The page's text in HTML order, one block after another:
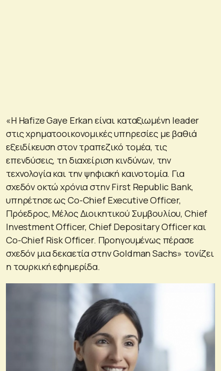
«Η Hafize Gaye Erkan είναι καταξιωμένη leader
στις χρηματοοικονομικές υπηρεσίες με βαθιά
εξειδίκευση στον τραπεζικό τομέα, τις
επενδύσεις, τη διαχείριση κινδύνων, την
τεχνολογία και την ψηφιακή καινοτομία. Για
σχεδόν οκτώ χρόνια στην First Republic Bank,
υπηρέτησε ως Co-Chief Executive Officer,
Πρόεδρος, Μέλος Διοικητικού Συμβουλίου, Chief
Investment Officer, Chief Depositary Officer και
Co-Chief Risk Officer. Προηγουμένως πέρασε
σχεδόν μια δεκαετία στην Goldman Sachs» τονίζει
η τουρκική εφημερίδα.